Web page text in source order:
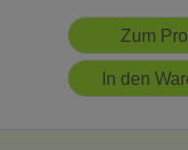
Zum
In den